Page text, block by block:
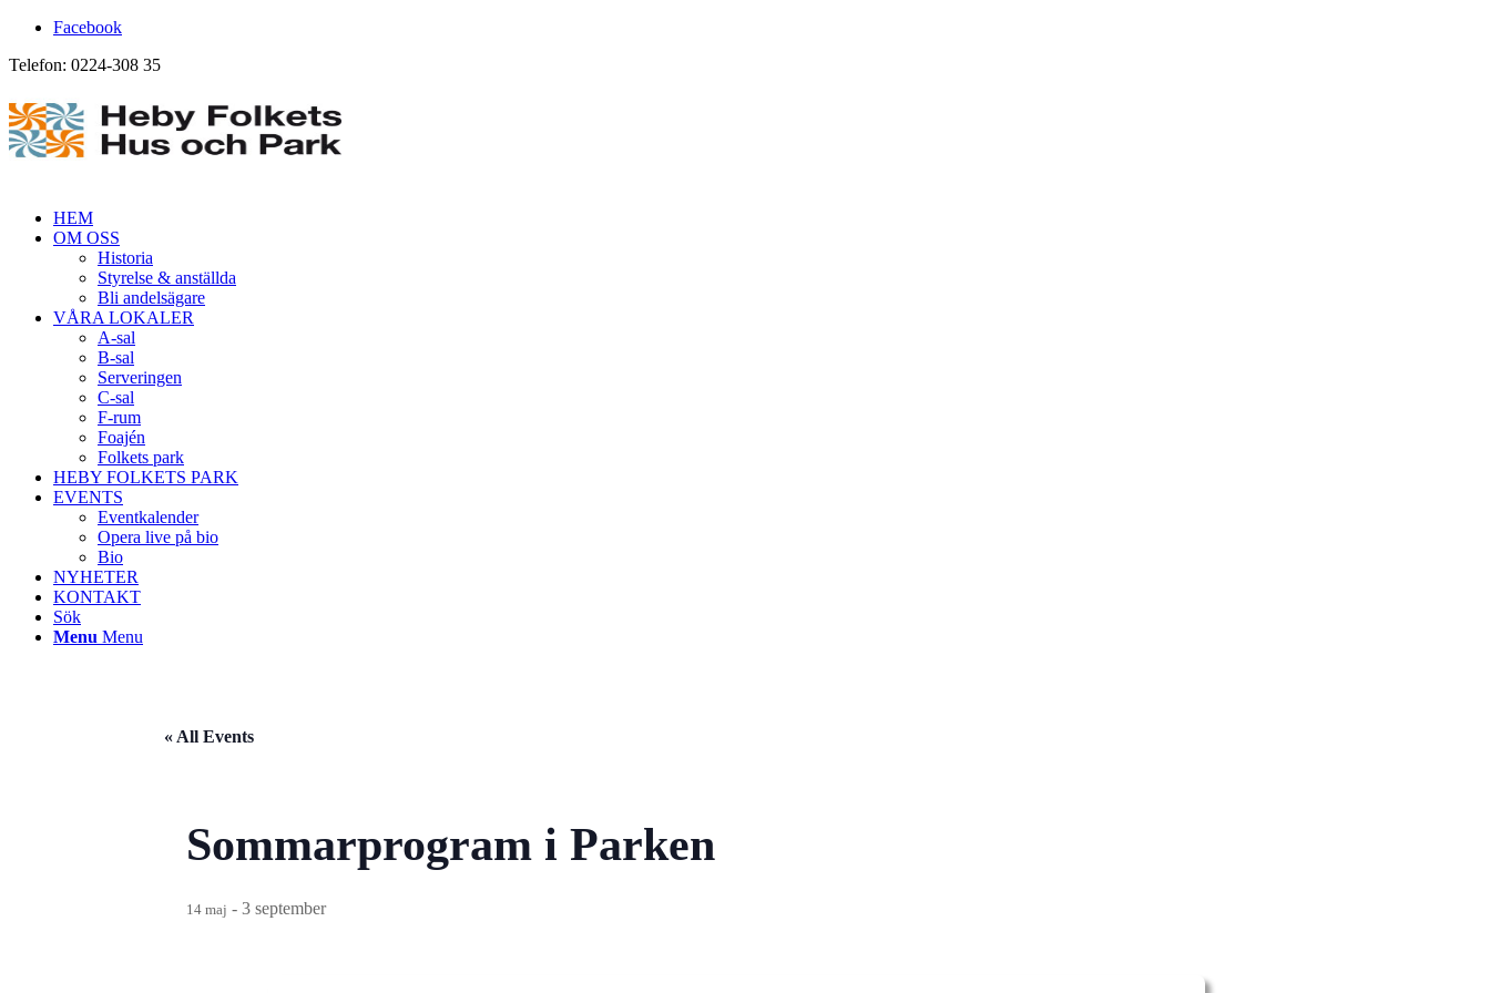
Facebook
Telefon: 0224-308 35
HEM
OM OSS
Historia
Styrelse & anställda
Bli andelsägare
VÅRA LOKALER
A-sal
B-sal
Serveringen
C-sal
F-rum
Foajén
Folkets park
HEBY FOLKETS PARK
EVENTS
Eventkalender
Opera live på bio
Bio
NYHETER
KONTAKT
Sök
Menu Menu
« All Events
Sommarprogram i Parken
14 maj - 3 september